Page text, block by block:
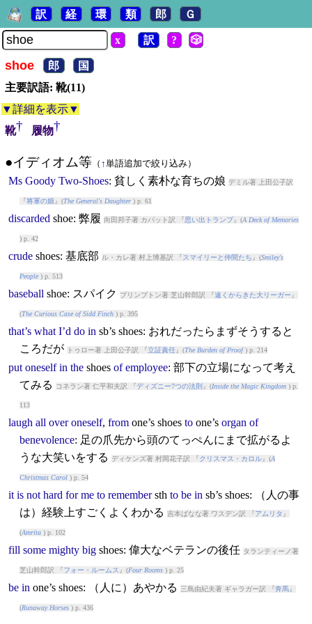
訳 経 環 類 郎 Ｇ
x 訳 ? 🎲
shoe 郎
国
主要訳語: 靴(11)
▼詳細を表示▼
靴† 履物†
●イディオム等（ ↑単語追加で絞り込み）
Ms Goody Two-Shoes: 貧しく素朴な育ちの娘 デミル著 上田公子訳
『将軍の娘 』(The General's Daughter) p. 61
discarded shoe: 弊履 向田邦子著 カバット訳 『思い出トランプ』(A Deck of Memories
) p. 42
crude shoes: 基底部 ル・カレ著 村上博基訳 『スマイリーと仲間たち 』(Smiley's
People) p. 513
baseball shoe: スパイク プリンプトン著 芝山幹郎訳 『遠くからきた大リーガー 』
(The Curious Case of Sidd Finch) p. 395
that’s what I’d do in sb’s shoes: おれだったらまずそうすると
ころだが
トゥロー著 上田公子訳 『立証責任』(The Burden of Proof) p. 214
put oneself in the shoes of employee: 部下の立場になって考え
てみる
コネラン著 仁平和夫訳 『ディズニー7つの法則 』(Inside the Magic Kingdom) p.
113
laugh all over oneself, fromone’s shoes toone’s organ of
benevolence: 足の爪先から頭のてっぺんにまで拡がるよ
うな大笑いをする
ディケンズ著 村岡花子訳 『クリスマス・カロル』(A
Christmas Carol) p. 54
it is not hard for me to remembersth to be in sb’s shoes: （人の事
は）経験上すごくよくわかる 吉本ばなな著 ワスデン訳 『アムリタ 』
(Amrita) p. 102
fill some mighty big shoes: 偉大なベテランの後任 タランティーノ著
芝山幹郎訳 『フォー・ルームス 』(Four Rooms) p. 25
be in one’s shoes: （人に）あやかる 三島由紀夫著 ギャラガー訳 『奔馬』
(Runaway Horses) p. 436